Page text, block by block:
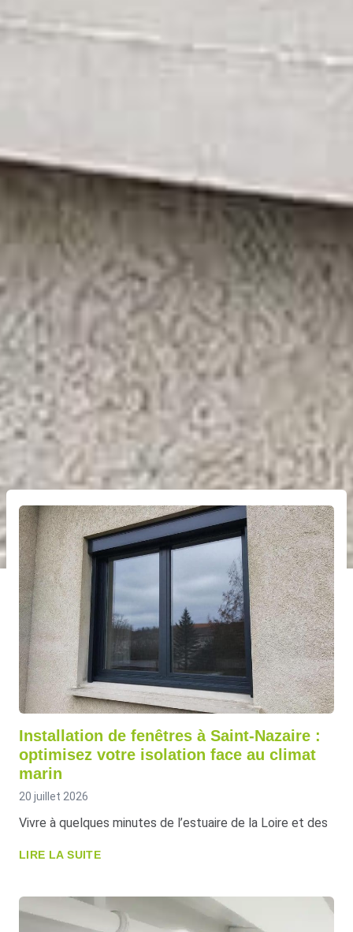
Installation de fenêtres à Saint-Nazaire :
optimisez votre isolation face au climat
marin
20 juillet 2026
Vivre à quelques minutes de l’estuaire de la Loire et des
LIRE LA SUITE